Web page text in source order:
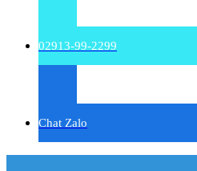
02913-99-2299
Chat Zalo